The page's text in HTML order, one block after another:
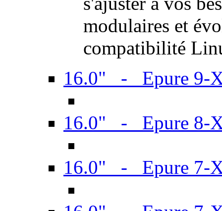
modulaires et
compatibilité
16.0" - Epure 9-
16.0" - Epure 8-
16.0" - Epure 7-